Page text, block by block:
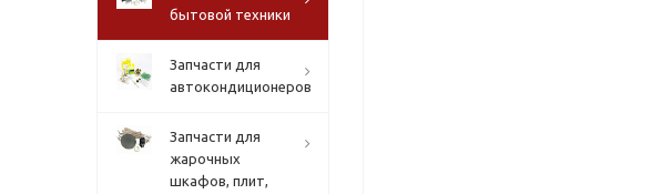
бытовой техники
Запчасти для
автокондиционеров
Запчасти для
жарочных
шкафов, плит,